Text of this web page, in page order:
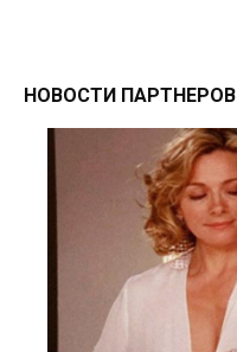
НОВОСТИ ПАРТНЕРОВ